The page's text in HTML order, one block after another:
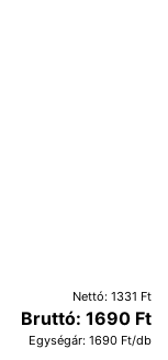
Nettó: 1331 Ft
Bruttó: 1690 Ft
Egységár: 1690 Ft/db